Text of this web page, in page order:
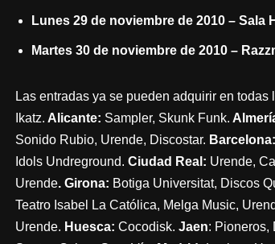
Lunes 29 de noviembre de 2010 – Sala
Martes 30 de noviembre de 2010 –
Las entradas ya se pueden adquirir en
Ikatz. Alicante: Sampler, Skunk Funk.
Sonido Rubio, Urende, Discostar. Barcelona:
Idols Undreground. Ciudad Real: Urende,
Urende. Girona: Botiga Universitat, Discos
Teatro Isabel La Católica, Melga Music,
Urende. Huesca: Cocodisk. Jaen: Pioneros,